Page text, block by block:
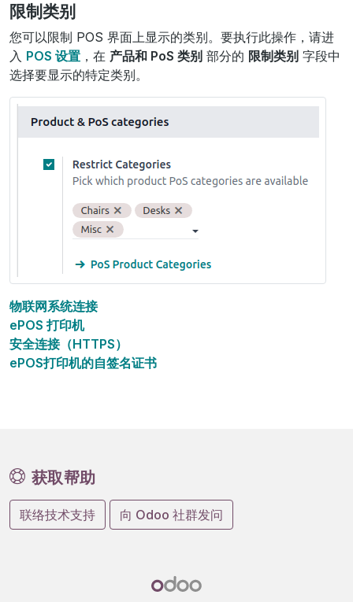
限制类别
您可以限制 POS 界面上显示的类别。要执行此操作，请进
入 POS 设置 ，在 产品和 PoS 类别 部分的 限制类别 字段中
选择要显示的特定类别。
物联网系统连接
ePOS 打印机
安全连接（HTTPS）
ePOS打印机的自签名证书
获取帮助
联络技术支持 向 Odoo 社群发问